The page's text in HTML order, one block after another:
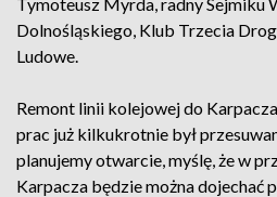
Dolnośląskiego, Klub Trzecia
Ludowe.
Remont linii kolejowej do
prac już kilkukrotnie był
planujemy otwarcie, myślę, że w
Karpacza będzie można dojechać